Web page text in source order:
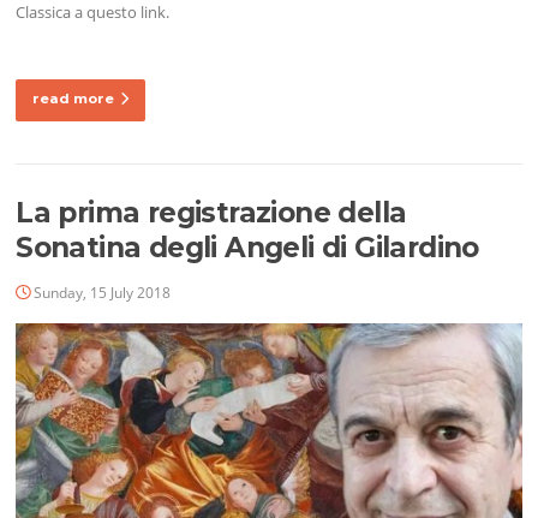
Classica a questo link.
read more
La prima registrazione della
Sonatina degli Angeli di Gilardino
Sunday, 15 July 2018